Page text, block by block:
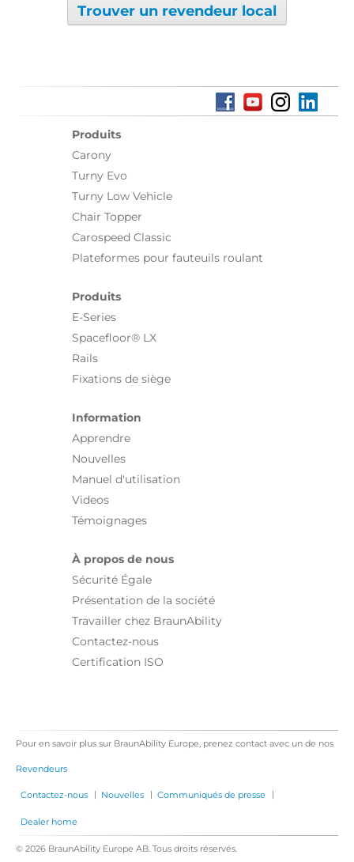
Trouver un revendeur local
Produits
Carony
Turny Evo
Turny Low Vehicle
Chair Topper
Carospeed Classic
Plateformes pour fauteuils roulant
Produits
E-Series
Spacefloor® LX
Rails
Fixations de siège
Information
Apprendre
Nouvelles
Manuel d'utilisation
Videos
Témoignages
À propos de nous
Sécurité Égale
Présentation de la société
Travailler chez BraunAbility
Contactez-nous
Certification ISO
Pour en savoir plus sur BraunAbility Europe, prenez contact avec un de nos
Revendeurs
Contactez-nous | Nouvelles | Communiqués de presse |
Dealer home
© 2026 BraunAbility Europe AB. Tous droits réservés.